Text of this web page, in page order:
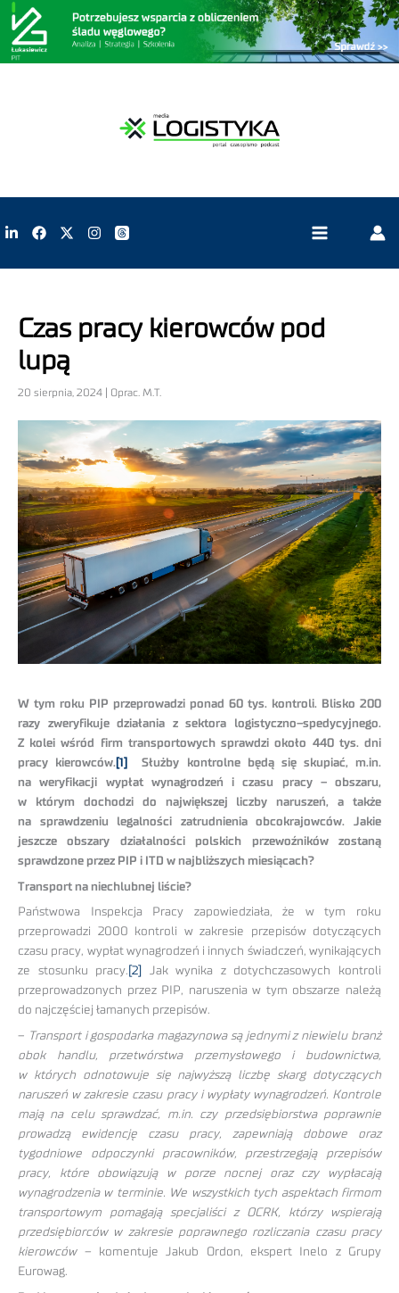
Czas pracy kierowców pod
lupą
20 sierpnia, 2024 | Oprac. M.T.
W tym roku PIP przeprowadzi ponad 60 tys. kontroli. Blisko 200
razy zweryfikuje działania z sektora logistyczno–spedycyjnego.
Z kolei wśród firm transportowych sprawdzi około 440 tys. dni
pracy kierowców. [1]
Służby kontrolne będą się skupiać, m.in.
na weryfikacji wypłat wynagrodzeń i czasu pracy – obszaru,
w którym dochodzi do największej liczby naruszeń, a także
na sprawdzeniu legalności zatrudnienia obcokrajowców. Jakie
jeszcze obszary działalności polskich przewoźników zostaną
sprawdzone przez PIP i ITD w najbliższych miesiącach?
Transport na niechlubnej liście?
Państwowa Inspekcja Pracy zapowiedziała, że w tym roku
przeprowadzi 2000 kontroli w zakresie przepisów dotyczących
czasu pracy, wypłat wynagrodzeń i innych świadczeń, wynikających
ze stosunku pracy. [2]
Jak wynika z dotychczasowych kontroli
przeprowadzonych przez PIP, naruszenia w tym obszarze należą
do najczęściej łamanych przepisów.
– Transport i gospodarka magazynowa są jednymi z niewielu branż
obok handlu, przetwórstwa przemysłowego i budownictwa,
w których odnotowuje się najwyższą liczbę skarg dotyczących
naruszeń w zakresie czasu pracy i wypłaty wynagrodzeń. Kontrole
mają na celu sprawdzać, m.in. czy przedsiębiorstwa poprawnie
prowadzą ewidencję czasu pracy, zapewniają dobowe oraz
tygodniowe odpoczynki pracowników, przestrzegają przepisów
pracy, które obowiązują w porze nocnej oraz czy wypłacają
wynagrodzenia w terminie. We wszystkich tych aspektach firmom
transportowym pomagają specjaliści z OCRK, którzy wspierają
przedsiębiorców w zakresie poprawnego rozliczania czasu pracy
kierowców –
komentuje Jakub Ordon, ekspert Inelo z Grupy
Eurowag.